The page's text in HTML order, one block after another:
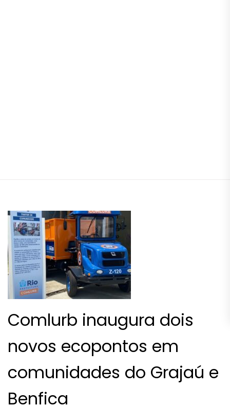
Comlurb inaugura dois
novos ecopontos em
comunidades do Grajaú e
Benfica